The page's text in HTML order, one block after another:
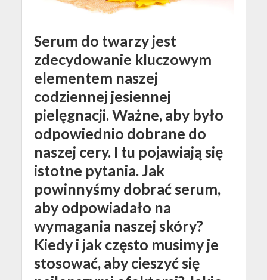
Serum do twarzy jest
zdecydowanie kluczowym
elementem naszej
codziennej jesiennej
pielęgnacji. Ważne, aby było
odpowiednio dobrane do
naszej cery. I tu pojawiają się
istotne pytania. Jak
powinnyśmy dobrać serum,
aby odpowiadało na
wymagania naszej skóry?
Kiedy i jak często musimy je
stosować, aby cieszyć się